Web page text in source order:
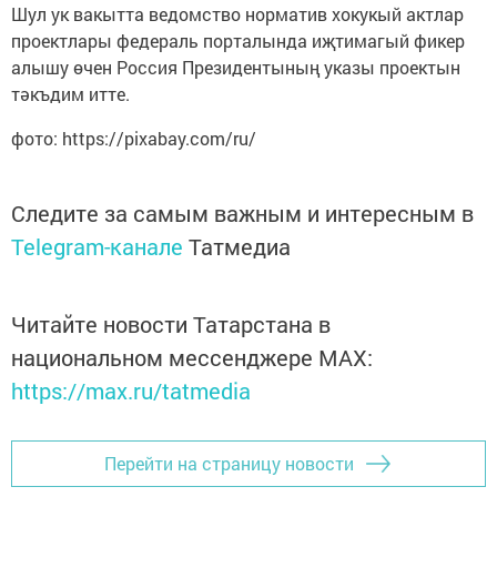
Шул ук вакытта ведомство норматив хокукый актлар
проектлары федераль порталында иҗтимагый фикер
алышу өчен Россия Президентының указы проектын
тәкъдим итте.
фото: https://pixabay.com/ru/
Следите за самым важным и интересным в
Telegram-канале Татмедиа
Читайте новости Татарстана в
национальном мессенджере MАХ:
https://max.ru/tatmedia
Перейти на страницу новости